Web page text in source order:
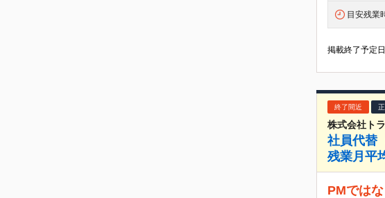
目安残業
掲載終了予定
終了間近
株式会社ト
社員代替
残業月平
PMでは